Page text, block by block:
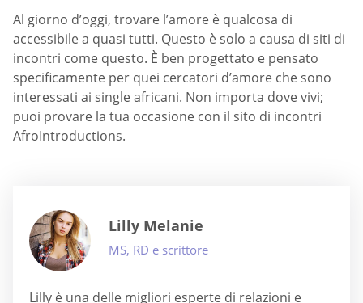
Al giorno d’oggi, trovare l’amore è qualcosa di
accessibile a quasi tutti. Questo è solo a causa di siti di
incontri come questo. È ben progettato e pensato
specificamente per quei cercatori d’amore che sono
interessati ai single africani. Non importa dove vivi;
puoi provare la tua occasione con il sito di incontri
AfroIntroductions.
Lilly Melanie
MS, RD e scrittore
Lilly è una delle migliori esperte di relazioni e